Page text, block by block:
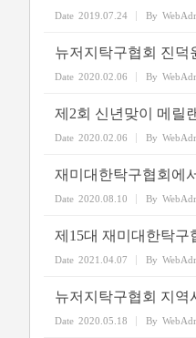
Date 2019.07.24 By
뉴저지탁구협회 진덕
Date 2020.02.06 By
제2회 신년맞이 메릴
Date 2020.02.06 By
재미대한탁구협회에
Date 2020.08.10 By
제15대 재미대한탁구
Date 2021.04.07 By
뉴저지탁구협회 지역
Date 2020.05.18 By